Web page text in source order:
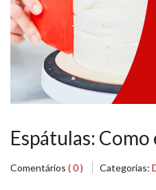
Espátulas: Como
Comentários ( 0 ) Categorias: